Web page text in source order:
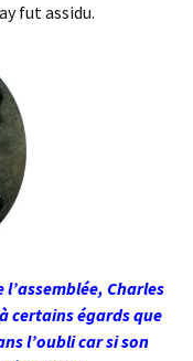
fut assidu.
Charles
certains égards que
l’oubli car si son